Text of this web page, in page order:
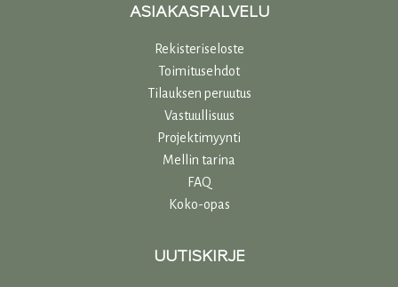
ASIAKASPALVELU
Rekisteriseloste
Toimitusehdot
Tilauksen peruutus
Vastuullisuus
Projektimyynti
Mellin tarina
FAQ
Koko-opas
UUTISKIRJE